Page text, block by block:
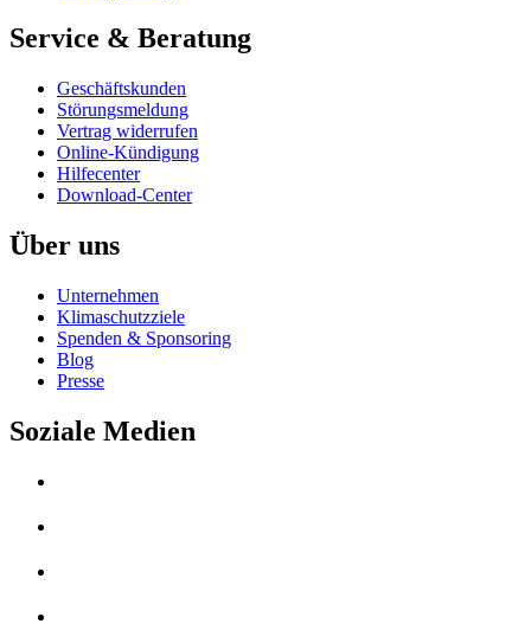
Service & Beratung
Geschäftskunden
Störungsmeldung
Vertrag widerrufen
Online-Kündigung
Hilfecenter
Download-Center
Über uns
Unternehmen
Klimaschutzziele
Spenden & Sponsoring
Blog
Presse
Soziale Medien